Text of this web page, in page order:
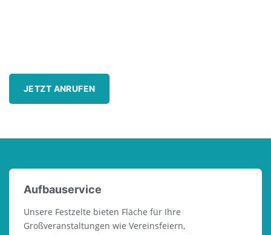
JETZT ANRUFEN
Aufbauservice
Unsere Festzelte bieten Fläche für Ihre
Großveranstaltungen wie Vereinsfeiern,